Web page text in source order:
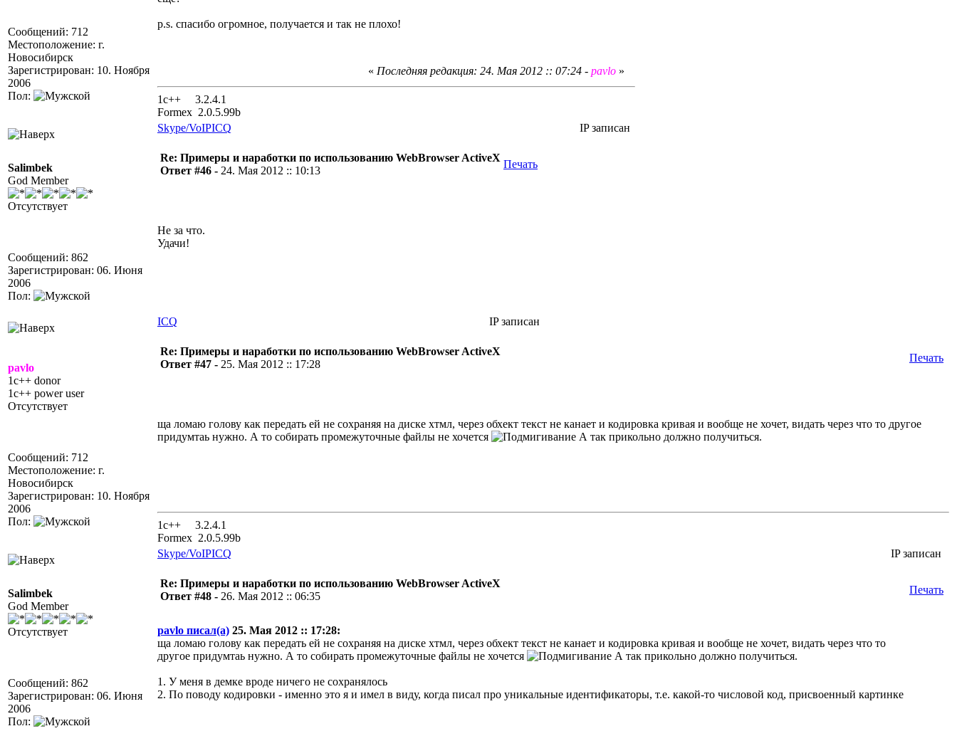
Сообщений: 712
Местоположение: г.
Новосибирск
Зарегистрирован: 10. Ноября
2006
Пол:
p.s. спасибо огромное, получается и так не плохо!
« Последняя редакция: 24. Мая 2012 :: 07:24 -pavlo »
1с++ 3.2.4.1
Formex 2.0.5.99b
Skype/VoIPICQ IP записан
Salimbek
God Member
Отсутствует
Сообщений: 862
Зарегистрирован: 06. Июня
2006
Пол:
Re: Примеры и наработки по использованию WebBrowser ActiveX
Ответ #46 - 24. Мая 2012 :: 10:13
Печать
Не за что.
Удачи!
ICQ IP записан
pavlo
1c++ donor
1c++ power user
Отсутствует
Сообщений: 712
Местоположение: г.
Новосибирск
Зарегистрирован: 10. Ноября
2006
Пол:
Re: Примеры и наработки по использованию WebBrowser ActiveX
Ответ #47 - 25. Мая 2012 :: 17:28
Печать
ща ломаю голову как передать ей не сохраняя на диске хтмл, через обхект текст не канает и кодировка кривая и вообще не хочет, видать через что то другое
придумтаь нужно. А то собирать промежуточные файлы не хочется
А так прикольно должно получиться.
1с++ 3.2.4.1
Formex 2.0.5.99b
Skype/VoIPICQ IP записан
Salimbek
God Member
Отсутствует
Сообщений: 862
Зарегистрирован: 06. Июня
2006
Пол:
Re: Примеры и наработки по использованию WebBrowser ActiveX
Ответ #48 - 26. Мая 2012 :: 06:35
Печать
pavlo писал(а) 25. Мая 2012 :: 17:28:
ща ломаю голову как передать ей не сохраняя на диске хтмл, через обхект текст не канает и кодировка кривая и вообще не хочет, видать через что то
другое придумтаь нужно. А то собирать промежуточные файлы не хочется
А так прикольно должно получиться.
1. У меня в демке вроде ничего не сохранялось
2. По поводу кодировки - именно это я и имел в виду, когда писал про уникальные идентификаторы, т.е. какой-то числовой код, присвоенный картинке